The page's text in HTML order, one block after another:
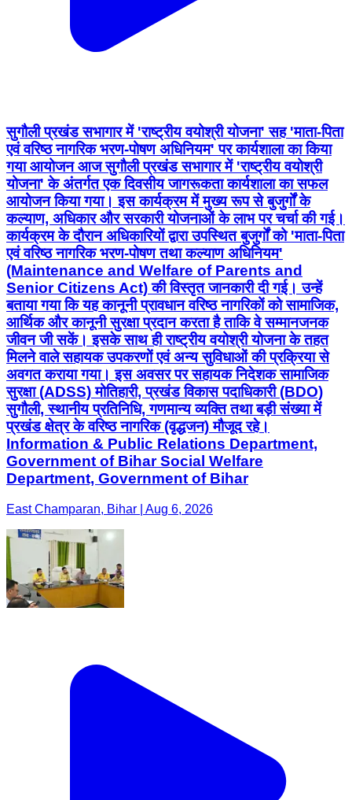
सुगौली प्रखंड सभागार में 'राष्ट्रीय वयोश्री योजना' सह 'माता-पिता
कल्याण, अधिकार और सरकारी योजनाओं के लाभ पर चर्चा की गई।
कार्यक्रम के दौरान अधिकारियों द्वारा उपस्थित बुजुर्गों को 'माता-पिता
एवं वरिष्ठ नागरिक भरण-पोषण तथा कल्याण अधिनियम'
(Maintenance and Welfare of Parents and
Senior Citizens Act) की विस्तृत जानकारी दी गई। उन्हें
बताया गया कि यह कानूनी प्रावधान वरिष्ठ नागरिकों को सामाजिक,
आर्थिक और कानूनी सुरक्षा प्रदान करता है ताकि वे सम्मानजनक
जीवन जी सकें। इसके साथ ही राष्ट्रीय वयोश्री योजना के तहत
मिलने वाले सहायक उपकरणों एवं अन्य सुविधाओं की प्रक्रिया से
अवगत कराया गया। इस अवसर पर सहायक निदेशक सामाजिक
सुरक्षा (ADSS) मोतिहारी, प्रखंड विकास पदाधिकारी (BDO)
सुगौली, स्थानीय प्रतिनिधि, गणमान्य व्यक्ति तथा बड़ी संख्या में
प्रखंड क्षेत्र के वरिष्ठ नागरिक (वृद्धजन) मौजूद रहे।
Information & Public Relations Department,
Government of Bihar Social Welfare
Department, Government of Bihar
East Champaran, Bihar | Aug 6, 2026